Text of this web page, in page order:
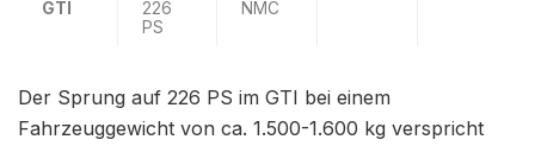
GTI
226
PS
NMC
Der Sprung auf 226 PS im GTI bei einem
Fahrzeuggewicht von ca. 1.500-1.600 kg verspricht